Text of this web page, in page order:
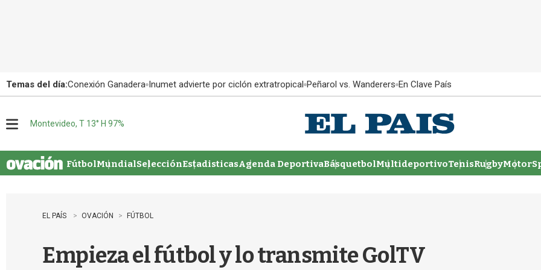
Temas del día:Conexión Ganadera Inumet advierte por ciclón extratropical Peñarol vs. Wanderers En Clave País
u
Montevideo, T 13° H 97%
FútbolMundialSelecciónEstadisticasAgenda DeportivaBásquetbolMultideportivoTenisRugby
EL PAÍS OVACIÓN FÚTBOL
Empieza el fútbol y lo transmite GolTV